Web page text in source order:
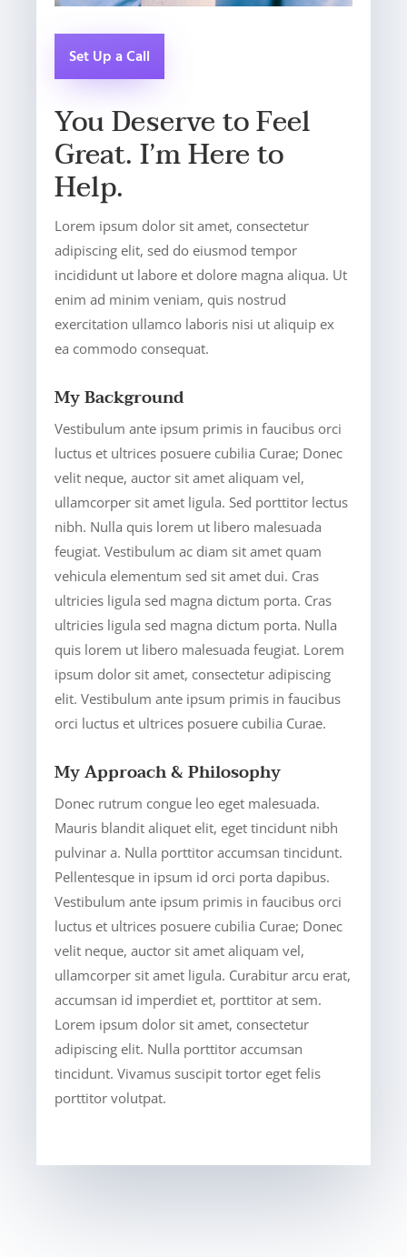
Set Up a Call
You Deserve to Feel
Great. I’m Here to
Help.
Lorem ipsum dolor sit amet, consectetur
adipiscing elit, sed do eiusmod tempor
incididunt ut labore et dolore magna aliqua. Ut
enim ad minim veniam, quis nostrud
exercitation ullamco laboris nisi ut aliquip ex
ea commodo consequat.
My Background
Vestibulum ante ipsum primis in faucibus orci
luctus et ultrices posuere cubilia Curae; Donec
velit neque, auctor sit amet aliquam vel,
ullamcorper sit amet ligula. Sed porttitor lectus
nibh. Nulla quis lorem ut libero malesuada
feugiat. Vestibulum ac diam sit amet quam
vehicula elementum sed sit amet dui. Cras
ultricies ligula sed magna dictum porta. Cras
ultricies ligula sed magna dictum porta. Nulla
quis lorem ut libero malesuada feugiat. Lorem
ipsum dolor sit amet, consectetur adipiscing
elit. Vestibulum ante ipsum primis in faucibus
orci luctus et ultrices posuere cubilia Curae.
My Approach & Philosophy
Donec rutrum congue leo eget malesuada.
Mauris blandit aliquet elit, eget tincidunt nibh
pulvinar a. Nulla porttitor accumsan tincidunt.
Pellentesque in ipsum id orci porta dapibus.
Vestibulum ante ipsum primis in faucibus orci
luctus et ultrices posuere cubilia Curae; Donec
velit neque, auctor sit amet aliquam vel,
ullamcorper sit amet ligula. Curabitur arcu erat,
accumsan id imperdiet et, porttitor at sem.
Lorem ipsum dolor sit amet, consectetur
adipiscing elit. Nulla porttitor accumsan
tincidunt. Vivamus suscipit tortor eget felis
porttitor volutpat.